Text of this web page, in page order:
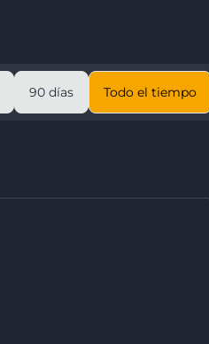
90 días Todo el tiempo